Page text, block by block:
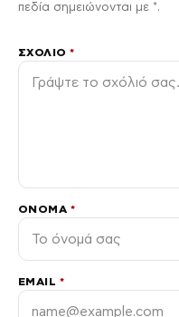
πεδία σημειώνονται με *.
ΣΧΌΛΙΟ*
ΌΝΟΜΑ *
EMAIL *